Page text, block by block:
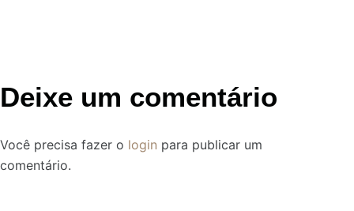
Deixe um comentário
Você precisa fazer o login para publicar um
comentário.